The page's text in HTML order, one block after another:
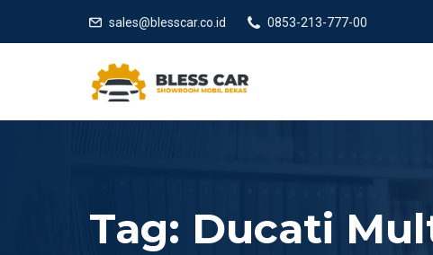
sales@blesscar.co.id 0853-213-777-00
Tag: Ducati